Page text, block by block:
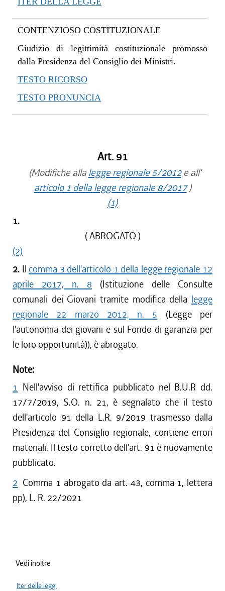
CONTENZIOSO COSTITUZIONALE
Giudizio di legittimità costituzionale promosso
dalla Presidenza del Consiglio dei Ministri.
TESTO RICORSO
TESTO PRONUNCIA
Art. 91
(Modifiche alla legge regionale 5/2012e all'
articolo 1 della legge regionale 8/2017)
(1)
1.
( ABROGATO )
(2)
2. Il comma 3 dell'articolo 1 della legge regionale 12
aprile 2017, n. 8 (Istituzione delle Consulte
comunali dei Giovani tramite modifica della legge
regionale 22 marzo 2012, n. 5 (Legge per
l'autonomia dei giovani e sul Fondo di garanzia per
le loro opportunità)), è abrogato.
Note:
1 Nell'avviso di rettifica pubblicato nel B.U.R dd.
17/7/2019, S.O. n. 21, è segnalato che il testo
dell'articolo 91 della L.R. 9/2019 trasmesso dalla
Presidenza del Consiglio regionale, contiene errori
materiali. Il testo corretto dell'art. 91 è nuovamente
pubblicato.
2 Comma 1 abrogato da art. 43, comma 1, lettera
pp), L. R. 22/2021
Vedi inoltre
Iter delle leggi